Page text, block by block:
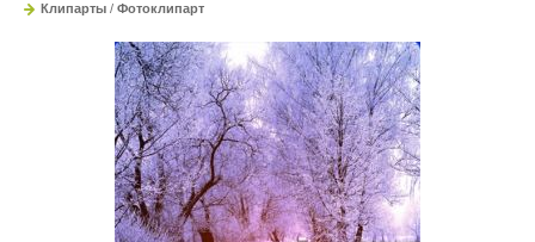
Клипарты / Фотоклипарт